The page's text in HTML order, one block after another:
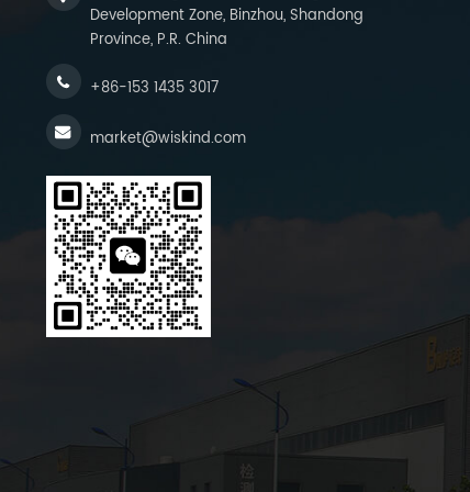
Development Zone, Binzhou, Shandong
Province, P.R. China
+86-153 1435 3017
market@wiskind.com